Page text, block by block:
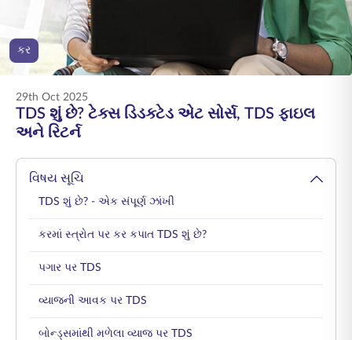
ENGLISH
ઑનલાઇન ખરીદો પ્રીમિયમ ચૂકવો
કર
29th Oct 2025
TDS શું છે? ટેક્સ ડિડક્ટેડ એટ સોર્સ, TDS ફાઇલ
અને રિટર્ન
વિષય સૂચિ
TDS શું છે? - એક સંપૂર્ણ ઝાંખી
કરમાં સ્ત્રોત પર કર કપાત TDS શું છે?
પગાર પર TDS
વ્યાજની આવક પર TDS
બોન્ડ્સમાંથી મળેલા વ્યાજ પર TDS